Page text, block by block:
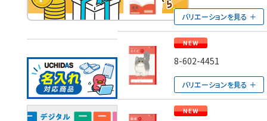
バリエーションを見る
8-602-4451
バリエーションを見る